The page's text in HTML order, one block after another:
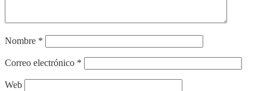
Nombre *
Correo electrónico *
Web